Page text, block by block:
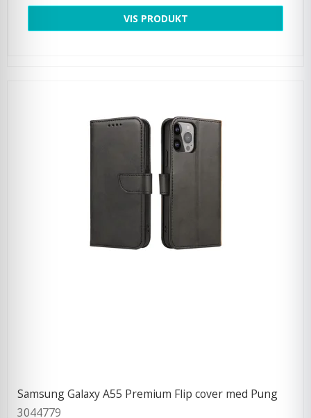
VIS PRODUKT
Samsung Galaxy A55 Premium Flip cover med Pung
3044779